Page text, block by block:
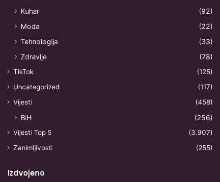
Kuhar
(92)
Moda
(22)
Tehnologija
(33)
Zdravlje
(78)
TikTok
(125)
Uncategorized
(117)
Vijesti
(458)
BiH (256)
Vijesti Top 5
(3.907)
Zanimljivosti
(255)
Izdvojeno